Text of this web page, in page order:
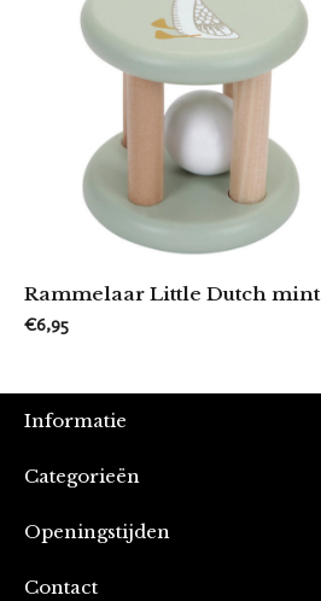
Rammelaar Little Dutch mint
€6,95
Informatie
Categorieën
Openingstijden
Contact